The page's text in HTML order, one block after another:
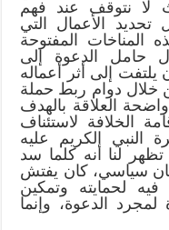
لا نتوقف عند فهم
تحديد الأعمال التي
المناخات المفتوحة
حامل الدعوة إلى
يلتفت إلى أثر أعماله
خلال دوام ربط حملة
العلاقة بالهدف
الخلافة لاستئناف
النبي الكريم عليه
لنا أنه كلما سد
سياسي، كان يفتش
لحمايته وتمكين
الدعوة، وإنما